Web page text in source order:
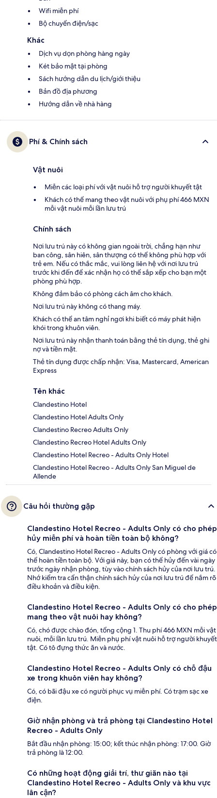
Wifi miễn phí
Bộ chuyển điện/sạc
Khác
Dịch vụ dọn phòng hàng ngày
Két bảo mật tại phòng
Sách hướng dẫn du lịch/giới thiệu
Bản đồ địa phương
Hướng dẫn về nhà hàng
Phí & Chính sách
Vật nuôi
Miễn các loại phí với vật nuôi hỗ trợ người khuyết tật
Khách có thể mang theo vật nuôi với phụ phí 466 MXN
mỗi vật nuôi mỗi lần lưu trú
Chính sách
Nơi lưu trú này có không gian ngoài trời, chẳng hạn như
ban công, sân hiên, sân thượng có thể không phù hợp với
trẻ em. Nếu có thắc mắc, vui lòng liên hệ với nơi lưu trú
trước khi đến để xác nhận họ có thể sắp xếp cho bạn một
phòng phù hợp.
Không đảm bảo có phòng cách âm cho khách.
Nơi lưu trú này không có thang máy.
Khách có thể an tâm nghỉ ngơi khi biết có máy phát hiện
khói trong khuôn viên.
Nơi lưu trú này nhận thanh toán bằng thẻ tín dụng, thẻ ghi
nợ và tiền mặt.
Thẻ tín dụng được chấp nhận: Visa, Mastercard, American
Express
Tên khác
Clandestino Hotel
Clandestino Hotel Adults Only
Clandestino Recreo Adults Only
Clandestino Recreo Hotel Adults Only
Clandestino Hotel Recreo - Adults Only Hotel
Clandestino Hotel Recreo - Adults Only San Miguel de
Allende
Câu hỏi thường gặp
Clandestino Hotel Recreo - Adults Only có cho phép
hủy miễn phí và hoàn tiền toàn bộ không?
Có, Clandestino Hotel Recreo - Adults Only có phòng với giá có
thể hoàn tiền toàn bộ. Với giá này, bạn có thể hủy đến vài ngày
trước ngày nhận phòng, tùy vào chính sách hủy của nơi lưu trú.
Nhớ kiểm tra cẩn thận chính sách hủy của nơi lưu trú để nắm rõ
điều khoản và điều kiện.
Clandestino Hotel Recreo - Adults Only có cho phép
mang theo vật nuôi hay không?
Có, chó được chào đón, tổng cộng 1. Thu phí 466 MXN mỗi vật
nuôi, mỗi lần lưu trú. Miễn phụ phí vật nuôi hỗ trợ người khuyết
tật. Có tô đựng thức ăn và nước.
Clandestino Hotel Recreo - Adults Only có chỗ đậu
xe trong khuôn viên hay không?
Có, có bãi đậu xe có người phục vụ miễn phí. Có trạm sạc xe
điện.
Giờ nhận phòng và trả phòng tại Clandestino Hotel
Recreo - Adults Only
Bắt đầu nhận phòng: 15:00; kết thúc nhận phòng: 17:00. Giờ
trả phòng là 12:00.
Có những hoạt động giải trí, thư giãn nào tại
Clandestino Hotel Recreo - Adults Only và khu vực
lân cận?